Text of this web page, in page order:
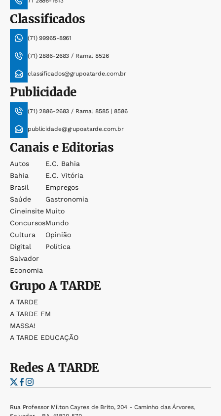
Classificados
(71) 99965-8961
(71) 2886-2683 / Ramal 8526
classificados@grupoatarde.com.br
Publicidade
(71) 2886-2683 / Ramal 8585 | 8586
publicidade@grupoatarde.com.br
Canais e Editorias
Autos
Bahia
Brasil
Saúde
Cineinsite
Concursos
Cultura
Digital
Salvador
Economia
E.c. Bahia
E.c. Vitória
Empregos
Gastronomia
Muito
Mundo
Opinião
Política
GrupoA TARDE
A TARDE
A TARDE FM
MASSA!
A TARDE EDUCAÇÃO
RedesA TARDE
Rua Professor Milton Cayres de Brito, 204 - Caminho das Árvores,